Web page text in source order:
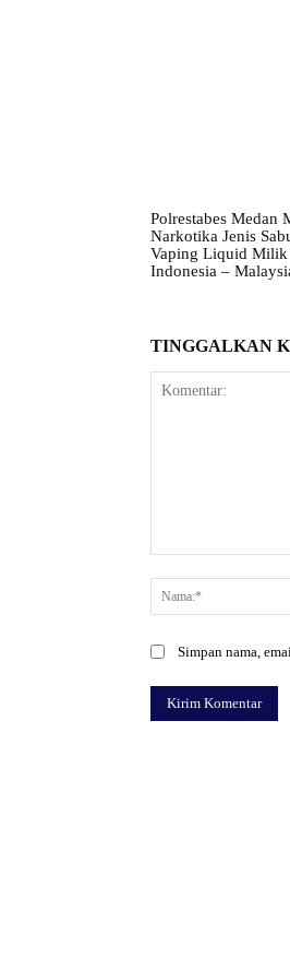
Polrestabes Medan
Narkotika Jenis
Vaping Liquid Milik
Indonesia –
TINGGALKAN
Simpan nama,